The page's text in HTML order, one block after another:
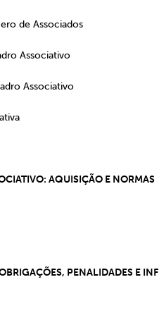
do número de
ao Quadro
ao Quadro
AQUISIÇÃO E NORMAS
PENALIDADES E
direitos